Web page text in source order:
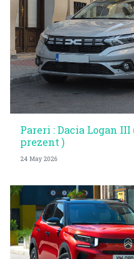
Pareri : Dacia Logan III
prezent )
24 May 2026